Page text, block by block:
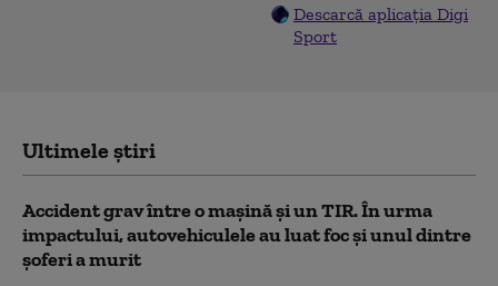
Descarcă aplicația Digi
Sport
Ultimele știri
Accident grav între o mașină și un TIR. În urma
impactului, autovehiculele au luat foc și unul dintre
șoferi a murit